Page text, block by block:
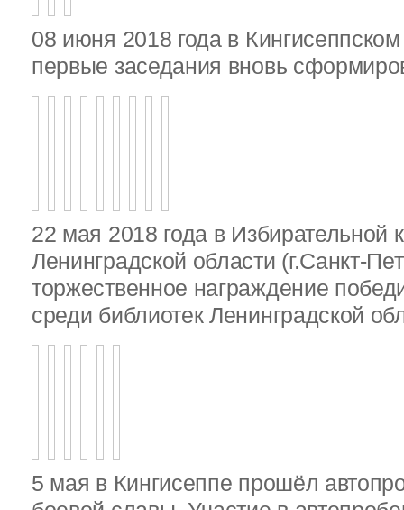
08 июня 2018 года в
первые заседания вновь
22 мая 2018 года в Избирательной
Ленинградской области (г.Санкт-
торжественное награждение
среди библиотек Ленинградской
5 мая в Кингисеппе прошёл